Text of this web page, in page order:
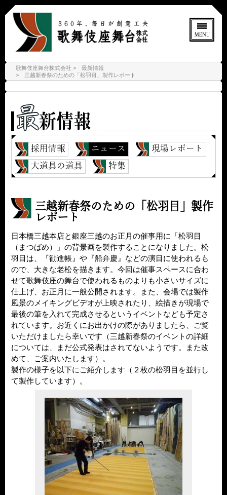
歌舞伎座舞台株式会社
最新情報
三越新春祭のための「松羽目」製作レポート
採用情報 ニュース
現場レポート
大道具の道具
特集
三越新春祭のための「松羽目」製作
レポート
日本橋三越本店と銀座三越のお正月の催事用に「松羽目
（まつばめ）」の背景画を製作することになりました。松
羽目は、『勧進帳』や『船弁慶』などの演目に使われるも
ので、大きな老松を描きます。今回は催事スペースに合わ
せて歌舞伎座の舞台で使われるものよりも小さいサイズに
仕上げ、お正月に一般公開されます。また、会場では製作
風景のメイキングビデオが上映されたり、絵描きが現場で
最後の筆を入れて完成させるというイベントなども予定さ
れています。お近くにお出かけの際がありましたら、ご覧
いただけましたら幸いです（三越新春祭のイベントの詳細
については、まだ公式発表はされてないようです。また改
めて、ご案内いたします）。
製作の様子を以下にご紹介します（２枚の松羽目を並行し
て製作しています）。